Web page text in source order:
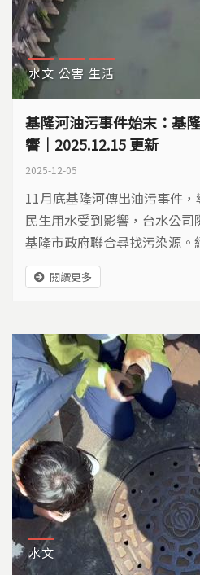
水文 公害 生活
基隆河油污事件始末：基
響｜2025.12.15 更新
2025-12-05
11月底基隆河傳出油污事件
民生用水受到影響，台水公
基隆市政府聯合尋找污染源
查，初步鎖定暖暖區一家公司
台水已在12月11日恢復正常供
閱讀更多
水文